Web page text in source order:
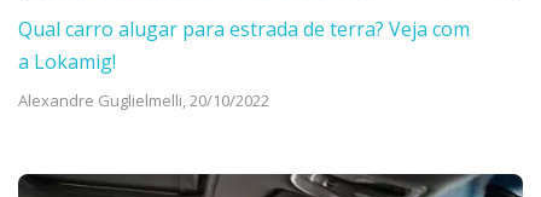
Qual carro alugar para estrada de terra? Veja com
a Lokamig!
Alexandre Guglielmelli,20/10/2022